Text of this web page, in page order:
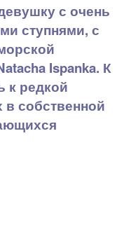
с очень
ступнями, с
Ispanka. К
к редкой
собственной